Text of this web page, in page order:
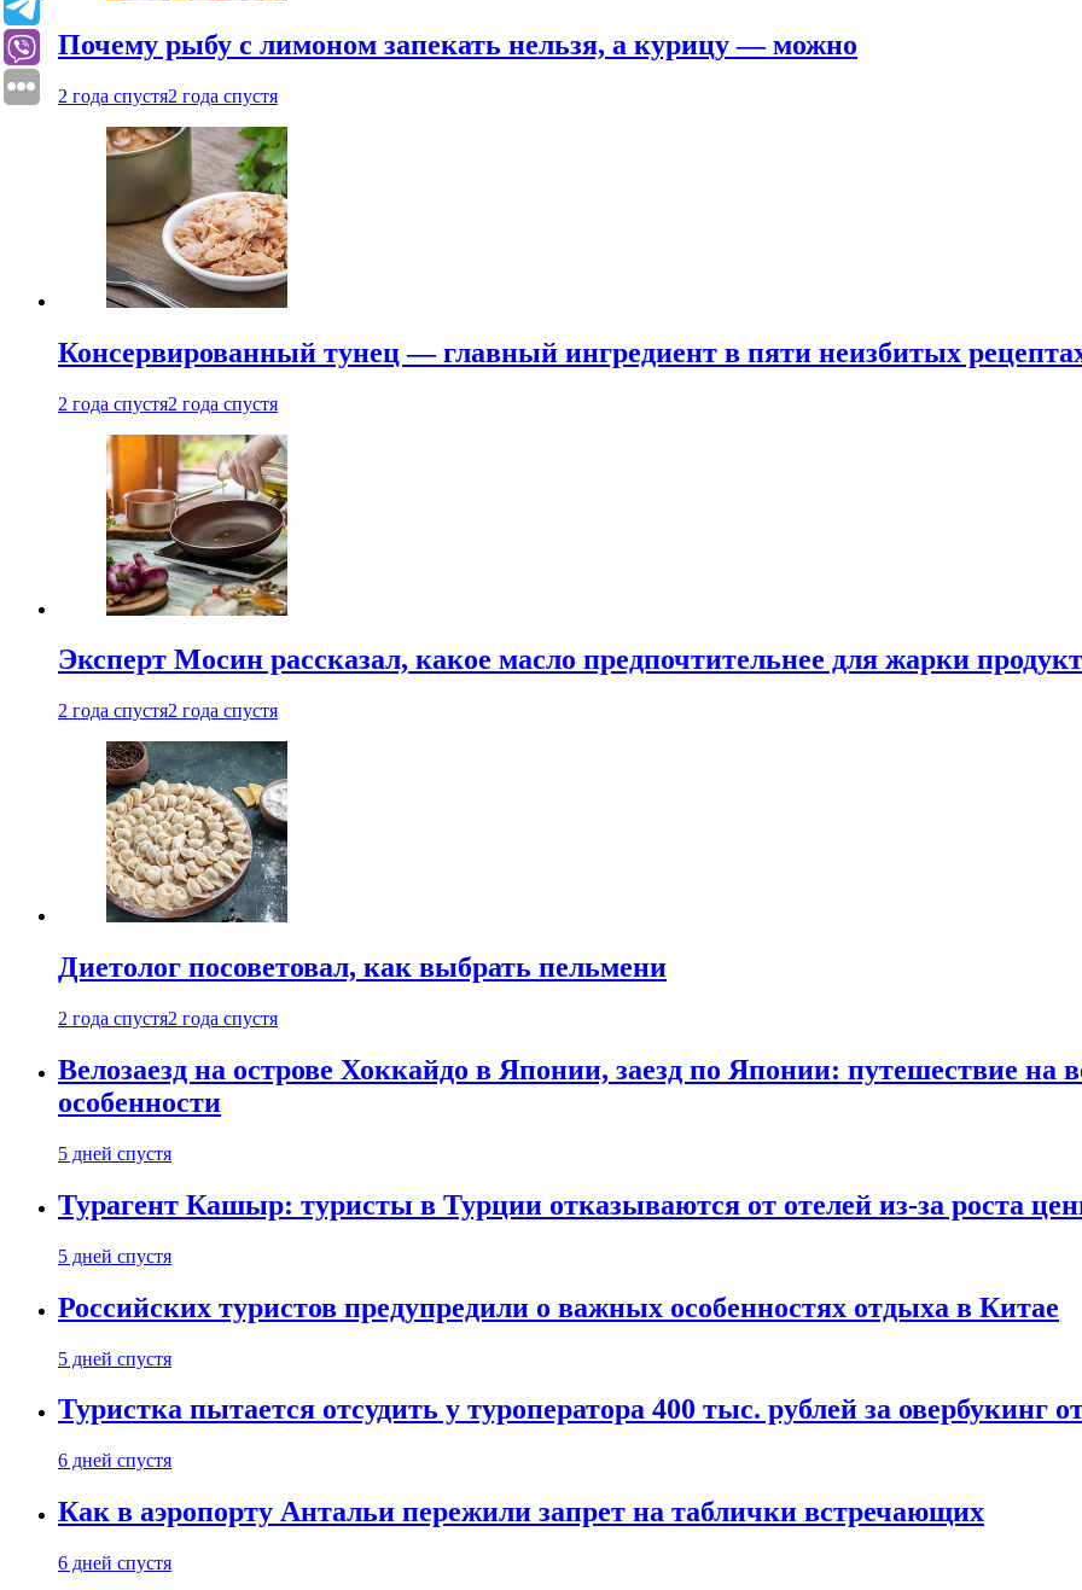
Почему рыбу с лимоном запекать нельзя, а курицу — можно
2 года спустя2 года спустя
Консервированный тунец — главный ингредиент в пяти неизбитых
2 года спустя2 года спустя
Эксперт Мосин рассказал, какое масло предпочтительнее для жарки
2 года спустя2 года спустя
Диетолог посоветовал, как выбрать пельмени
2 года спустя2 года спустя
Велозаезд на острове Хоккайдо в Японии, заезд по Японии: путешествие на
особенности
5 дней спустя
Турагент Кашыр: туристы в Турции отказываются от отелей из-за роста
5 дней спустя
Российских туристов предупредили о важных особенностях отдыха в Китае
5 дней спустя
Туристка пытается отсудить у туроператора 400 тыс. рублей за овербукинг
6 дней спустя
Как в аэропорту Антальи пережили запрет на таблички встречающих
6 дней спустя